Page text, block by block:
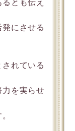
とも伝え
にさせる
れている
力を実らせ